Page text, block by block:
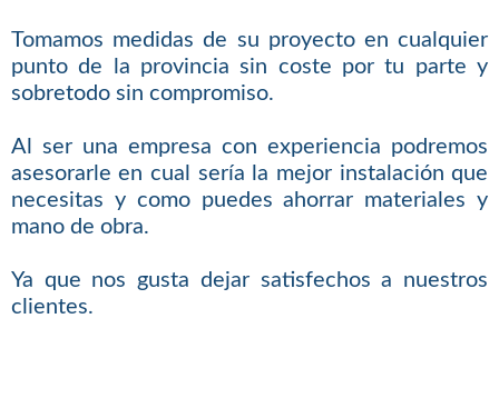
Tomamos medidas de su proyecto en cualquier
punto de la provincia sin coste por tu parte y
sobretodo sin compromiso.
Al ser una empresa con experiencia podremos
asesorarle en cual sería la mejor instalación que
necesitas y como puedes ahorrar materiales y
mano de obra.
Ya que nos gusta dejar satisfechos a nuestros
clientes.